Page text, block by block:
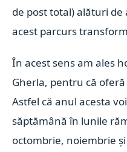
de post total) alături
acest parcurs
În acest sens am ales
Gherla, pentru că
Astfel că anul acesta
săptămână în lunile
octombrie, noiembrie